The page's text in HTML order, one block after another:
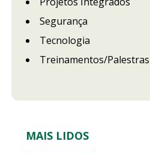
Segurança
Tecnologia
Treinamentos/Palestras
MAIS LIDOS